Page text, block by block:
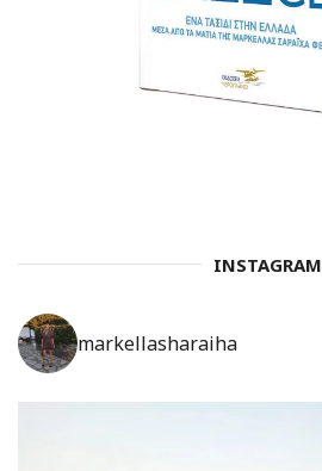
INSTAGRAM
markellasharaiha